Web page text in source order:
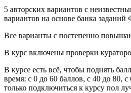
5 авторских вариантов с
вариантов на основе банка
Все варианты с постепенно
В курс включены проверки
В курсе есть всё, чтобы поднять
время: с 0 до 60 баллов, с 40 до 80,
только подключиться к курсу пол